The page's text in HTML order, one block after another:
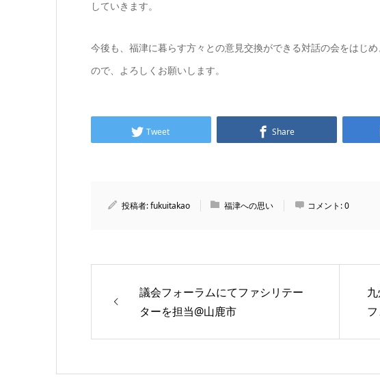
していきます。
今後も、福津に暮らす方々との意見交換ができる対話の会をはじ
ので、よろしくお願いします。
Tweet Share
投稿者:fukuitakao 福津への思い コメント:0
議会フォーラムにてファシリテー
ターを担当@山鹿市